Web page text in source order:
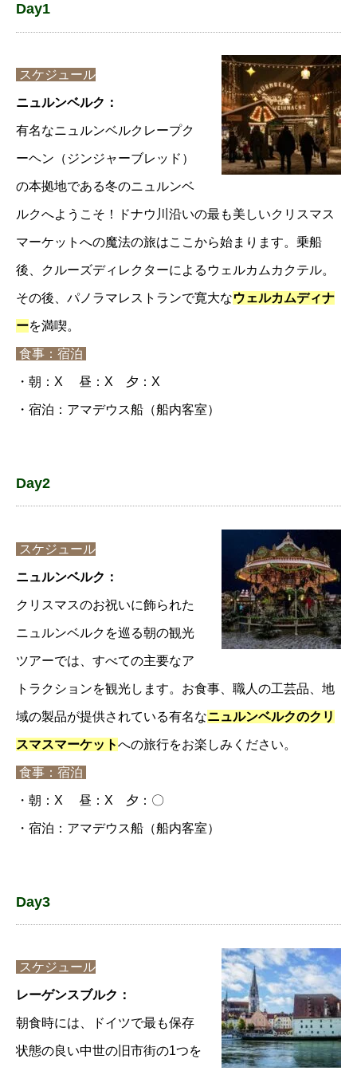
Day1
スケジュール
ニュルンベルク：
有名なニュルンベルクレープク
ーヘン（ジンジャーブレッド）
の本拠地である冬のニュルンベ
ルクへようこそ！ドナウ川沿いの最も美しいクリスマス
マーケットへの魔法の旅はここから始まります。乗船
後、クルーズディレクターによるウェルカムカクテル。
その後、パノラマレストランで寛大なウェルカムディナ
ーを満喫。
食事：宿泊
・朝：X 昼：X 夕：X
・宿泊：アマデウス船（船内客室）
Day2
スケジュール
ニュルンベルク：
クリスマスのお祝いに飾られた
ニュルンベルクを巡る朝の観光
ツアーでは、すべての主要なア
トラクションを観光します。お食事、職人の工芸品、地
域の製品が提供されている有名なニュルンベルクのクリ
スマスマーケットへの旅行をお楽しみください。
食事：宿泊
・朝：X 昼：X 夕：〇
・宿泊：アマデウス船（船内客室）
Day3
スケジュール
レーゲンスブルク：
朝食時には、ドイツで最も保存
状態の良い中世の旧市街の1つを